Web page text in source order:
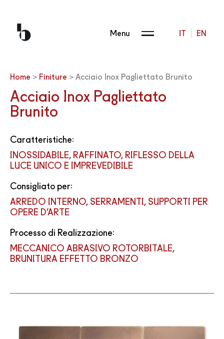
Menu IT EN
Home > Finiture > Acciaio Inox Pagliettato Brunito
Acciaio Inox Pagliettato
Brunito
Caratteristiche:
INOSSIDABILE, RAFFINATO, RIFLESSO DELLA
LUCE UNICO E IMPREVEDIBILE
Consigliato per:
ARREDO INTERNO, SERRAMENTI, SUPPORTI PER
OPERE D’ARTE
Processo di Realizzazione:
MECCANICO ABRASIVO ROTORBITALE,
BRUNITURA EFFETTO BRONZO